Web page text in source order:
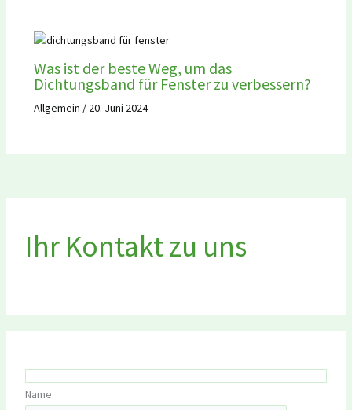
Was ist der beste Weg, um das
Dichtungsband für Fenster zu verbessern?
Allgemein / 20. Juni 2024
Ihr Kontakt zu uns
Name